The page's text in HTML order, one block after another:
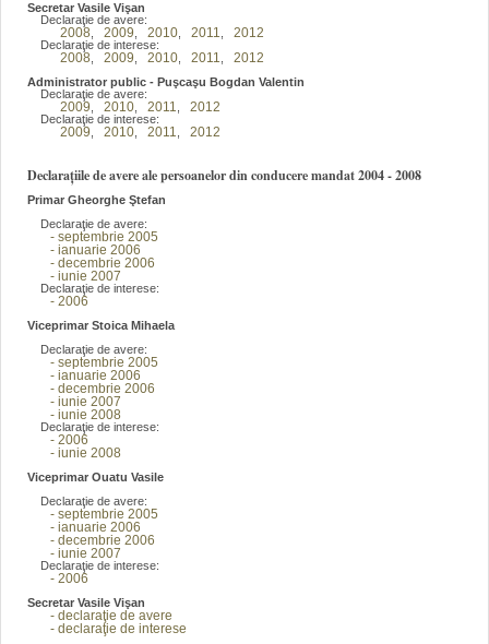
Secretar Vasile Vişan
Declaraţie de avere:
2008 2009 2010 2011 2012
Declaraţie de interese:
2008 2009 2010 2011 2012
Administrator public - Puşcaşu Bogdan Valentin
Declaraţie de avere:
2009 2010 2011 2012
Declaraţie de interese:
2009 2010 2011 2012
Declarațiile de avere ale persoanelor din conducere mandat 2004 - 2008
Primar Gheorghe Ştefan
Declaraţie de avere:
- septembrie 2005
- ianuarie 2006
- decembrie 2006
- iunie 2007
Declaraţie de interese:
- 2006
Viceprimar Stoica Mihaela
Declaraţie de avere:
- septembrie 2005
- ianuarie 2006
- decembrie 2006
- iunie 2007
- iunie 2008
Declaraţie de interese:
- 2006
- iunie 2008
Viceprimar Ouatu Vasile
Declaraţie de avere:
- septembrie 2005
- ianuarie 2006
- decembrie 2006
- iunie 2007
Declaraţie de interese:
- 2006
Secretar Vasile Vişan
- declaraţie de avere
- declaraţie de interese